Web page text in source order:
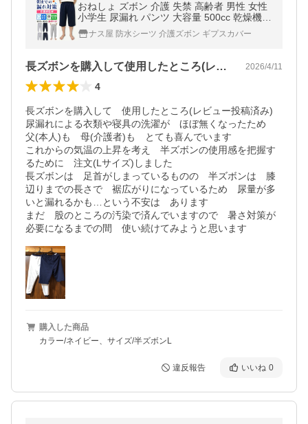
おねしょ ズボン 介護 失禁 高齢者 男性 女性
小学生 尿漏れ パンツ 大容量 500cc 乾燥機対
応ナス屋 防水シーツ 介護ズボン ギプスカバー
長ズボンを購入して使用したところ(レビ… 2026/4/11
4
長ズボンを購入して　使用したところ(レビュー投稿済み)
尿漏れによる衣類や寝具の洗濯が　ほぼ無くなったため
父(本人)も　母(介護者)も　とても喜んでいます
これからの気温の上昇を考え　半ズボンの使用感を把握す
るために　注文(Lサイズ)しました
長ズボンは　足首がしまっているものの　半ズボンは　膝
辺りまでの長さで　裾広がりになっているため　尿量が多
いと漏れるかも…という不安は　あります
まだ　股のところの汚染で済んでいますので　暑さ対策が
必要になるまでの間　使い続けてみようと思います
購入した商品
カラー/ネイビー、サイズ/半ズボンL
違反報告 いいね 0